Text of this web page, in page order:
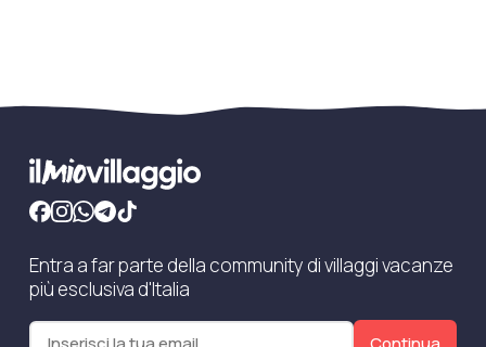
Entra a far parte della community di villaggi vacanze
più esclusiva d'Italia